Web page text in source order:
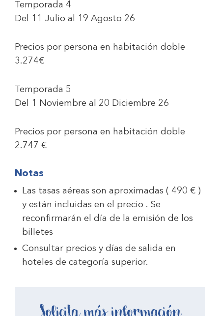
Temporada 4
Del 11 Julio al 19 Agosto 26
Precios por persona en habitación doble
3.274€
Temporada 5
Del 1 Noviembre al 20 Diciembre 26
Precios por persona en habitación doble
2.747 €
Notas
Las tasas aéreas son aproximadas ( 490 € )
y están incluidas en el precio . Se
reconfirmarán el día de la emisión de los
billetes
Consultar precios y días de salida en
hoteles de categoría superior.
Solicita más información